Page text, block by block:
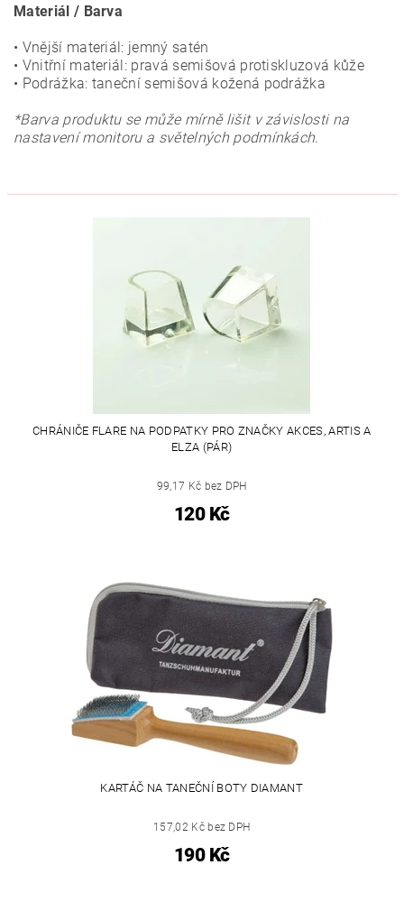
Materiál / Barva
• Vnější materiál: jemný satén
• Vnitřní materiál: pravá semišová protiskluzová kůže
• Podrážka: taneční semišová kožená podrážka
*Barva produktu se může mírně lišit v závislosti na
nastavení monitoru a světelných podmínkách.
CHRÁNIČE FLARE NA PODPATKY PRO ZNAČKY AKCES, ARTIS A
ELZA (PÁR)
99,17 Kč bez DPH
120 Kč
KARTÁČ NA TANEČNÍ BOTY DIAMANT
157,02 Kč bez DPH
190 Kč